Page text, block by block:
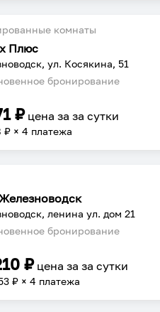
комнаты
Плюс
ул. Косякина, 51
бронирование
₽ цена заза сутки
₽ × 4 платежа
ленина ул. дом 21
бронирование
₽ цена заза сутки
₽ × 4 платежа